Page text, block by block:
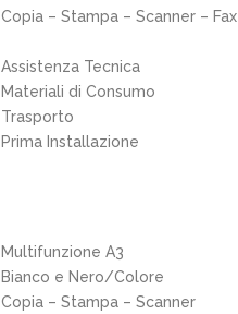
Copia – Stampa – Scanner – Fax
Assistenza Tecnica
Materiali di Consumo
Trasporto
Prima Installazione
Multifunzione A3
Bianco e Nero/Colore
Copia – Stampa – Scanner